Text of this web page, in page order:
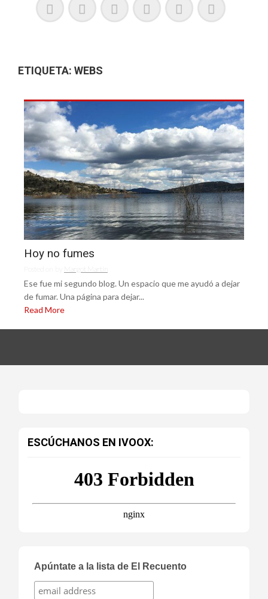
ETIQUETA: WEBS
Hoy no fumes
Margot Martín
Ese fue mi segundo blog. Un espacio que me ayudó a dejar
de fumar. Una página para dejar...
Read More
ESCÚCHANOS EN IVOOX:
Apúntate a la lista de El Recuento